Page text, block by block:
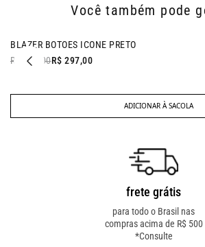
Você também pode
- 46% OFF
BLAZER BOTOES ICONE PRETO
R$ 547,00R$ 297,00
ADICIONAR À SACOLA
frete grátis
para todo o Brasil nas
compras acima de R$ 500
*Consulte